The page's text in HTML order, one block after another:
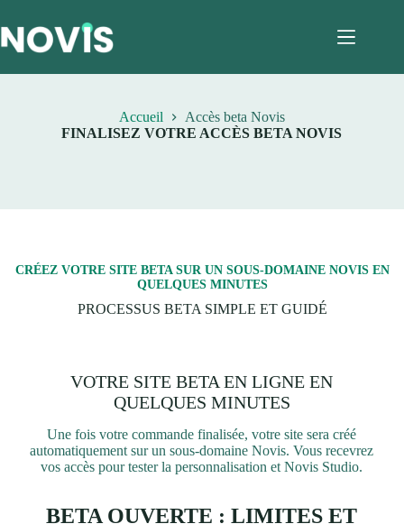
contenu
Accueil
Accès beta Novis
FINALISEZ VOTRE ACCÈS BETA NOVIS
CRÉEZ VOTRE SITE BETA SUR UN SOUS-DOMAINE NOVIS EN
QUELQUES MINUTES
PROCESSUS BETA SIMPLE ET GUIDÉ
VOTRE SITE BETA EN LIGNE EN
QUELQUES MINUTES
Une fois votre commande finalisée, votre site sera créé
automatiquement sur un sous-domaine Novis. Vous recevrez
vos accès pour tester la personnalisation et Novis Studio.